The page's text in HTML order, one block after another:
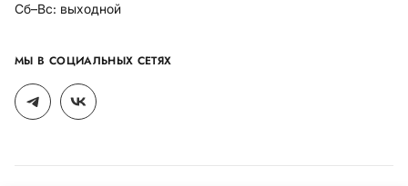
Сб–Вс: выходной
МЫ В СОЦИАЛЬНЫХ СЕТЯХ